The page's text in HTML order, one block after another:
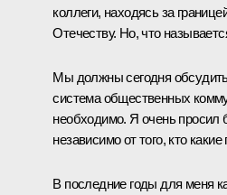
коллеги, находясь за
Отечеству. Но, что
Мы должны сегодня
система общественных
необходимо. Я очень просил
независимо от того, кто
В последние годы для меня